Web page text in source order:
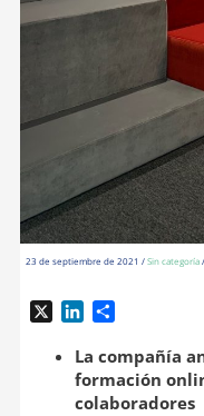
23 de septiembre de 2021 /Sin categoría/
n
k
e
m
p
a
La compañía
formación
colaboradores